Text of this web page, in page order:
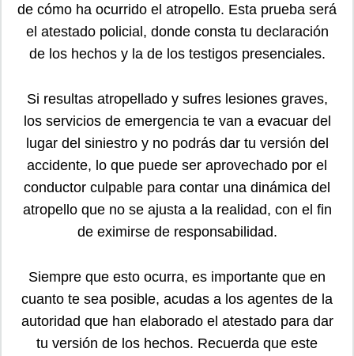
de cómo ha ocurrido el atropello. Esta prueba será
el atestado policial, donde consta tu declaración
de los hechos y la de los testigos presenciales.
Si resultas atropellado y sufres lesiones graves,
los servicios de emergencia te van a evacuar del
lugar del siniestro y no podrás dar tu versión del
accidente, lo que puede ser aprovechado por el
conductor culpable para contar una dinámica del
atropello que no se ajusta a la realidad, con el fin
de eximirse de responsabilidad.
Siempre que esto ocurra, es importante que en
cuanto te sea posible, acudas a los agentes de la
autoridad que han elaborado el atestado para dar
tu versión de los hechos. Recuerda que este